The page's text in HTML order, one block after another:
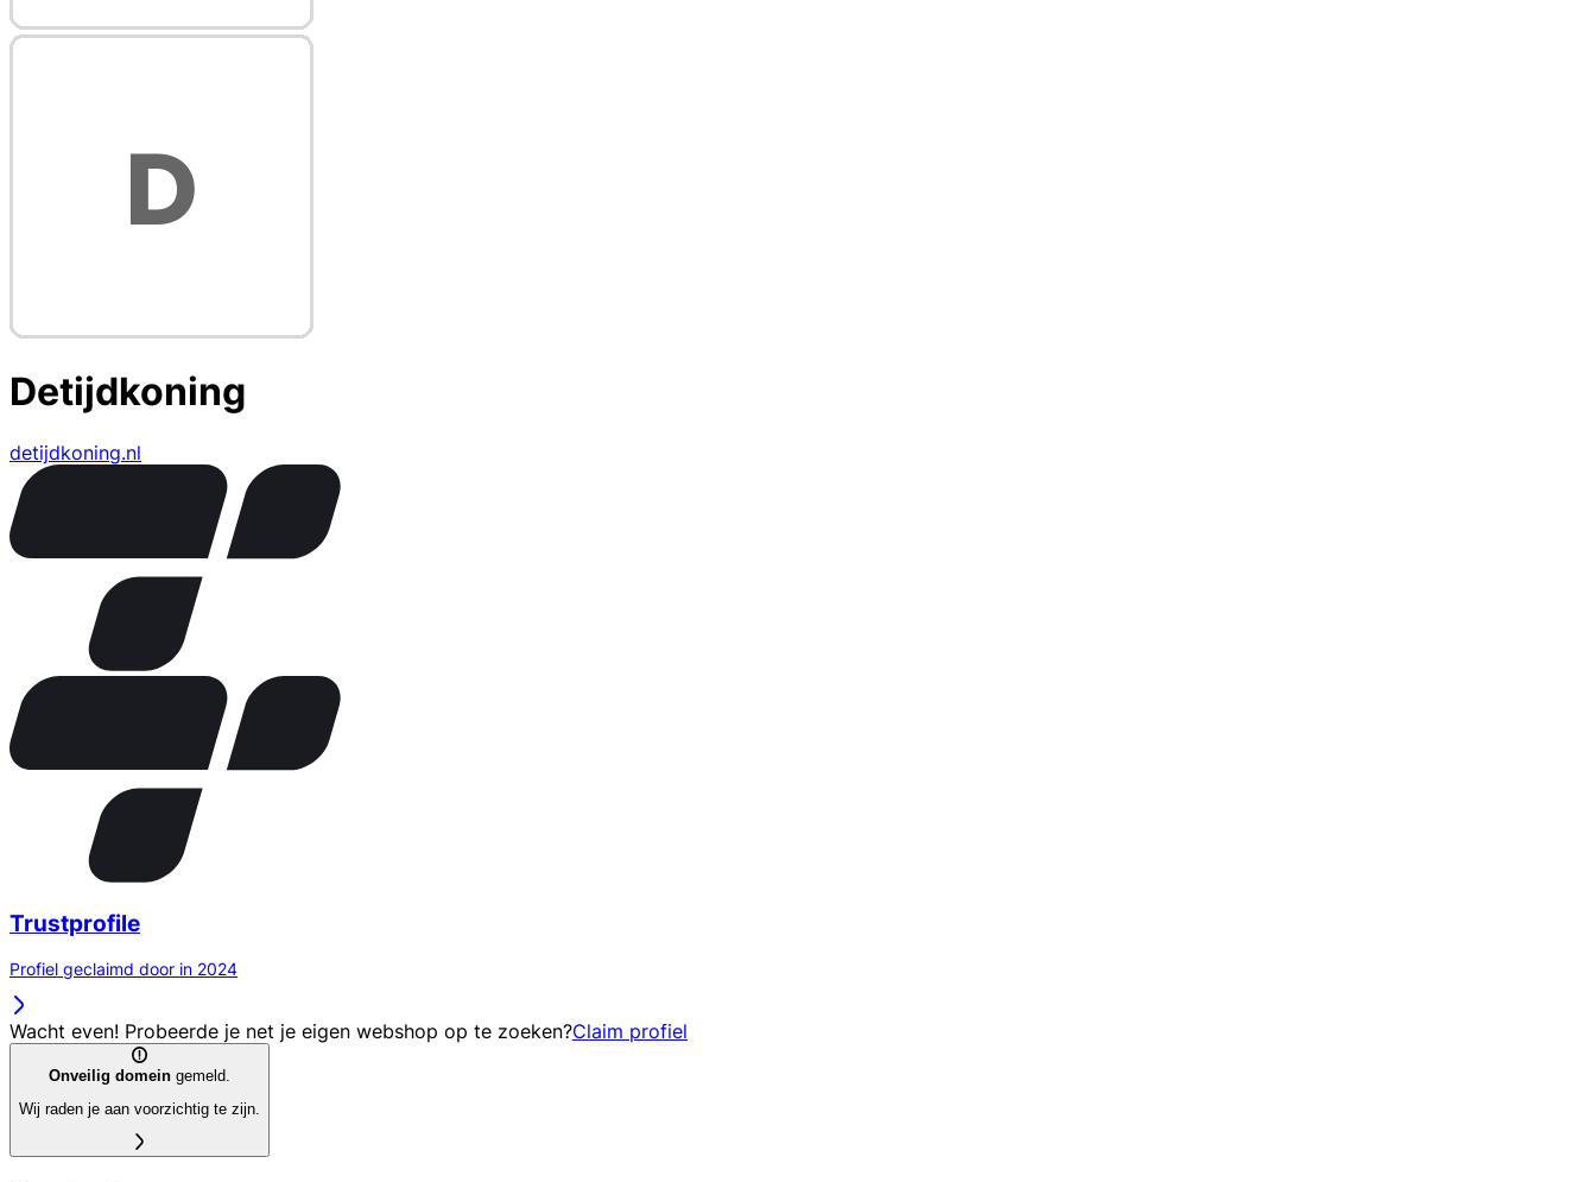
Detijdkoning
detijdkoning.nl
Trustprofile
Profiel geclaimd door in 2024
Wacht even! Probeerde je net je eigen webshop op te zoeken?Claim profiel
Onveilig domein gemeld.
Wij raden je aan voorzichtig te zijn.